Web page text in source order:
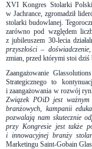
XVI Kongres Stolarki
w Jachrance, zgromadził
stolarki budowlanej.
zarówno pod względem
z jubileuszem 30-lecia
przyszłości –
zmian, przed którymi stoi dziś
Zaangażowanie
Strategicznego to
i zaangażowania w rozwój
Związek POiD jest
branżowych, kampanii
pozwalają nam skutecznie
przy Kongresie jest także
i innowacyjnej branży
Marketingu Saint-Gobain